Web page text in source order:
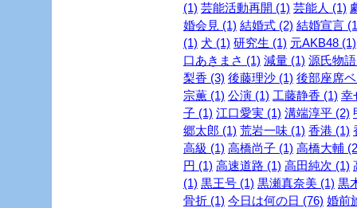
(1) 芸能活動再開 (1) 芸能人 (1)
婚会見 (1) 結婚式 (2) 結婚宣言
(1) 犬 (1) 研究生 (1) 元AKB48 (1)
口あきまさ (1) 減量 (1) 源氏物
梨香 (3) 後藤理沙 (1) 後部座席
宗薫 (1) 公演 (1) 工藤静香 (1) 幸
子 (1) 江口愛実 (1) 溝端淳平 (2)
郷太郎 (1) 荒岩一味 (1) 香港 (1)
高級 (1) 高橋尚子 (1) 高橋大輔
円 (1) 高速道路 (1) 高田純次 (1)
(1) 黒王号 (1) 黒瀬真奈美 (1) 黒
骨折 (1) 今日は何の日 (76) 婚前